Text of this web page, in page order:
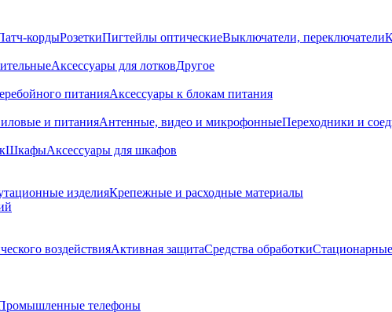
кордыРозеткиПигтейлы оптическиеВыключатели, переключатели
Аксессуары для лотковДругое
питанияАксессуары к блокам питания
и питанияАнтенные, видео и микрофонныеПереходники и
ШкафыАксессуары для шкафов
изделияКрепежные и расходные материалы
воздействияАктивная защитаСредства обработки
телефоны